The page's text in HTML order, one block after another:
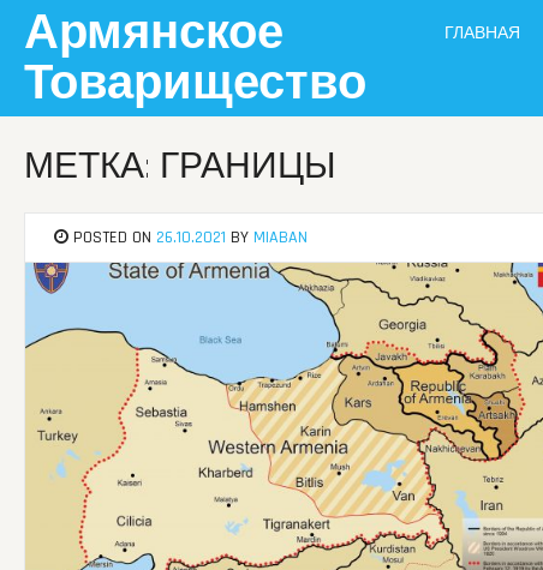
content
Армянское
Товарищество
ГЛАВНАЯ
МЕТКА: ГРАНИЦЫ
POSTED ON 26.10.2021 BY MIABAN